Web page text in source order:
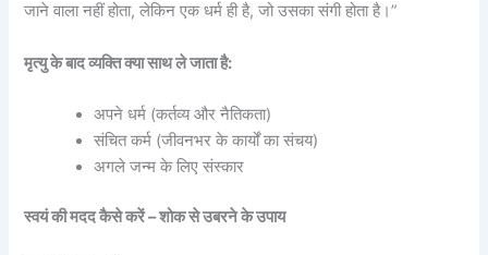
जाने वाला नहीं होता, लेकिन एक धर्म ही है, जो उसका संगी होता है।”
मृत्यु के बाद व्यक्ति क्या साथ ले जाता है:
अपने धर्म (कर्तव्य और नैतिकता)
संचित कर्म (जीवनभर के कार्यों का संचय)
अगले जन्म के लिए संस्कार
स्वयं की मदद कैसे करें – शोक से उबरने के उपाय